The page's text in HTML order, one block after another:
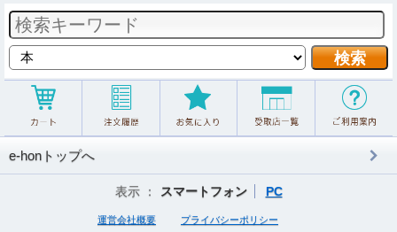
e-honトップへ
表示 ： スマートフォン PC
運営会社概要 プライバシーポリシー